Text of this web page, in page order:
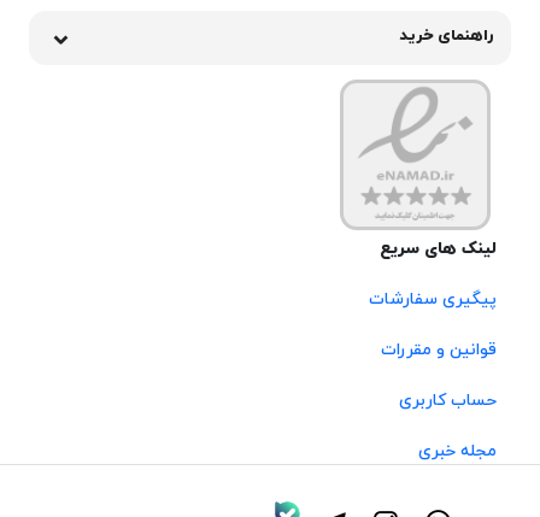
راهنمای خرید
لینک های سریع
پیگیری سفارشات
قوانین و مقررات
حساب کاربری
مجله خبری